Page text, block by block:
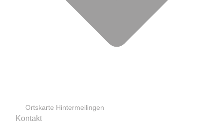
Ortskarte Hintermeilingen
Kontakt